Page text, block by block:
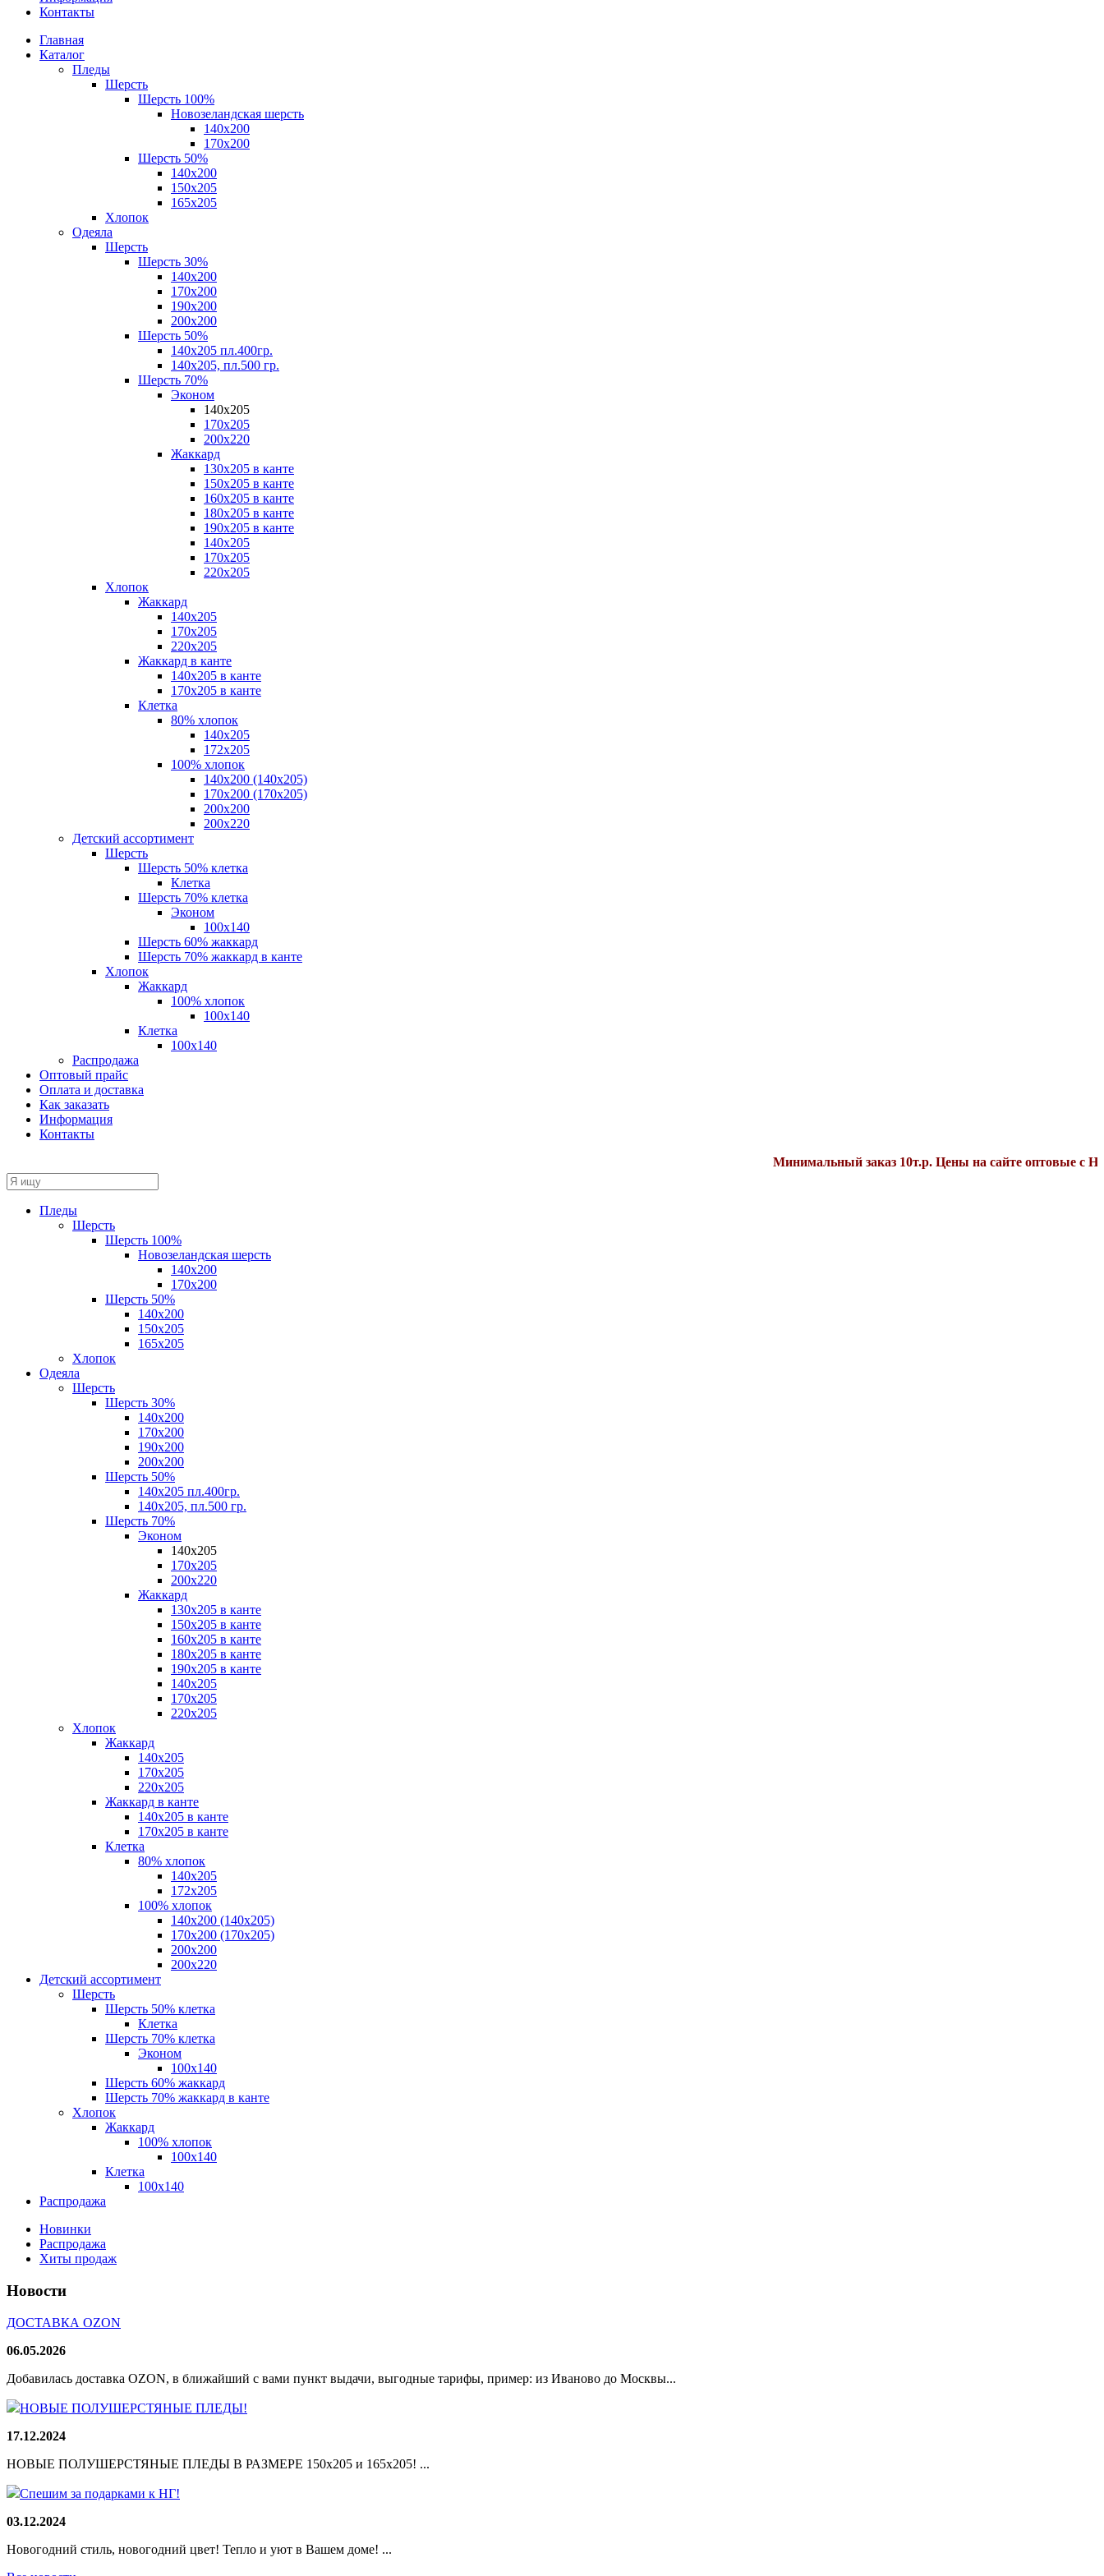
Контакты
Главная
Каталог
Пледы
Шерсть
Шерсть 100%
Новозеландская шерсть
140х200
170x200
Шерсть 50%
140x200
150х205
165х205
Хлопок
Одеяла
Шерсть
Шерсть 30%
140х200
170х200
190х200
200х200
Шерсть 50%
140х205 пл.400гр.
140х205, пл.500 гр.
Шерсть 70%
Эконом
140х205
170х205
200х220
Жаккард
130х205 в канте
150х205 в канте
160х205 в канте
180х205 в канте
190х205 в канте
140х205
170х205
220х205
Хлопок
Жаккард
140x205
170х205
220х205
Жаккард в канте
140х205 в канте
170х205 в канте
Клетка
80% хлопок
140x205
172х205
100% хлопок
140x200 (140х205)
170x200 (170х205)
200х200
200х220
Детский ассортимент
Шерсть
Шерсть 50% клетка
Клетка
Шерсть 70% клетка
Эконом
100x140
Шерсть 60% жаккард
Шерсть 70% жаккард в канте
Хлопок
Жаккард
100% хлопок
100x140
Клетка
100х140
Распродажа
Оптовый прайс
Оплата и доставка
Как заказать
Информация
Контакты
Минимальный заказ 10т.р. Цены на сайте оптовые с
Пледы
Шерсть
Шерсть 100%
Новозеландская шерсть
140х200
170x200
Шерсть 50%
140x200
150х205
165х205
Хлопок
Одеяла
Шерсть
Шерсть 30%
140х200
170х200
190х200
200х200
Шерсть 50%
140х205 пл.400гр.
140х205, пл.500 гр.
Шерсть 70%
Эконом
140х205
170х205
200х220
Жаккард
130х205 в канте
150х205 в канте
160х205 в канте
180х205 в канте
190х205 в канте
140х205
170х205
220х205
Хлопок
Жаккард
140x205
170х205
220х205
Жаккард в канте
140х205 в канте
170х205 в канте
Клетка
80% хлопок
140x205
172х205
100% хлопок
140x200 (140х205)
170x200 (170х205)
200х200
200х220
Детский ассортимент
Шерсть
Шерсть 50% клетка
Клетка
Шерсть 70% клетка
Эконом
100x140
Шерсть 60% жаккард
Шерсть 70% жаккард в канте
Хлопок
Жаккард
100% хлопок
100x140
Клетка
100х140
Распродажа
Новинки
Распродажа
Хиты продаж
Новости
ДОСТАВКА OZON
06.05.2026
Добавилась доставка OZON, в ближайший с вами пункт выдачи, выгодные тарифы, пример: из Иваново до Москвы...
НОВЫЕ ПОЛУШЕРСТЯНЫЕ ПЛЕДЫ!
17.12.2024
НОВЫЕ ПОЛУШЕРСТЯНЫЕ ПЛЕДЫ В РАЗМЕРЕ 150х205 и 165х205! ...
Спешим за подарками к НГ!
03.12.2024
Новогодний стиль, новогодний цвет! Тепло и уют в Вашем доме! ...